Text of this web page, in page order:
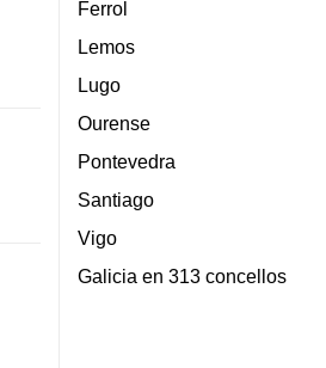
Ferrol
Lemos
Lugo
Ourense
Pontevedra
Santiago
Vigo
Galicia en 313 concellos